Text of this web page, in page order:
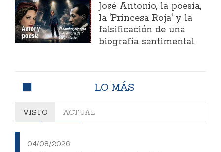
José Antonio, la poesía,
la 'Princesa Roja' y la
falsificación de una
biografía sentimental
LO MÁS
VISTO ACTUAL
04/08/2026